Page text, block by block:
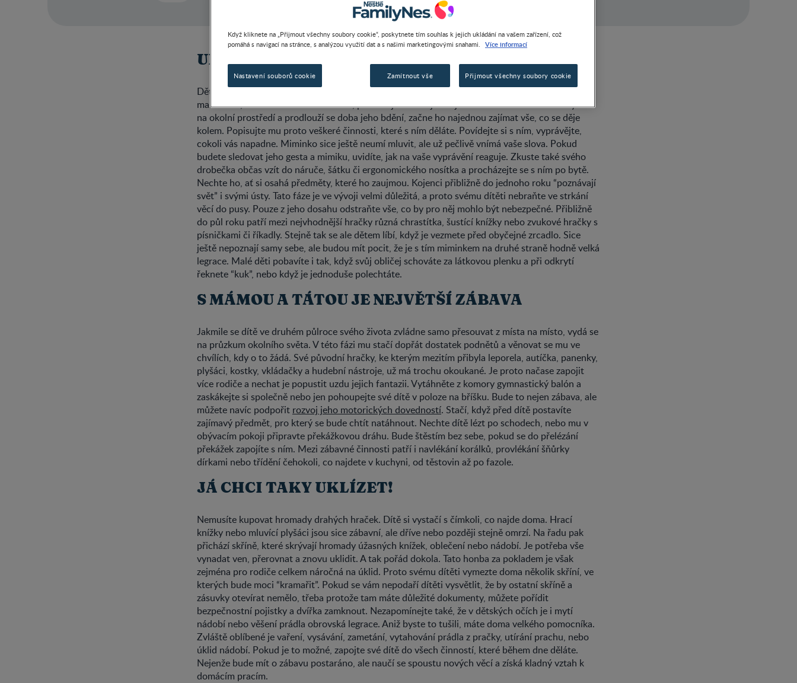
UKAŽTE SVÉMU MIMINKU CELÝ SVĚT
Děťátko nejprve komunikuje jen se svými nejbližšími. Snaží se navázat kontakt především s
maminkou, tatínkem nebo sourozenci, protože je vídá nejčastěji. Jakmile si novorozenec zvykne
na okolní prostředí a prodlouží se doba jeho bdění, začne ho najednou zajímat vše, co se děje
kolem. Popisujte mu proto veškeré činnosti, které s ním děláte. Povídejte si s ním, vyprávějte,
cokoli vás napadne. Miminko sice ještě neumí mluvit, ale už pečlivě vnímá vaše slova. Pokud
budete sledovat jeho gesta a mimiku, uvidíte, jak na vaše vyprávění reaguje. Zkuste také svého
drobečka občas vzít do náruče, šátku či ergonomického nosítka a procházejte se s ním po bytě.
Nechte ho, ať si osahá předměty, které ho zaujmou. Kojenci přibližně do jednoho roku “poznávají
svět” i svými ústy. Tato fáze je ve vývoji velmi důležitá, a proto svému dítěti nebraňte ve strkání
věcí do pusy. Pouze z jeho dosahu odstraňte vše, co by pro něj mohlo být nebezpečné. Přibližně
do půl roku patří mezi nejvhodnější hračky různá chrastítka, šustící knížky nebo zvukové hračky s
písničkami či říkadly. Stejně tak se ale dětem líbí, když je vezmete před obyčejné zrcadlo. Sice
ještě nepoznají samy sebe, ale budou mít pocit, že je s tím miminkem na druhé straně hodně velká
legrace. Malé děti pobavíte i tak, když svůj obličej schováte za látkovou plenku a při odkrytí
řeknete “kuk”, nebo když je jednoduše polechtáte.
S MÁMOU A TÁTOU JE NEJVĚTŠÍ ZÁBAVA
Jakmile se dítě ve druhém půlroce svého života zvládne samo přesouvat z místa na místo, vydá se
na průzkum okolního světa. V této fázi mu stačí dopřát dostatek podnětů a věnovat se mu ve
chvílích, kdy o to žádá. Své původní hračky, ke kterým mezitím přibyla leporela, autíčka, panenky,
plyšáci, kostky, vkládačky a hudební nástroje, už má trochu okoukané. Je proto načase zapojit
více rodiče a nechat je popustit uzdu jejich fantazii. Vytáhněte z komory gymnastický balón a
zaskákejte si společně nebo jen pohoupejte své dítě v poloze na bříšku. Bude to nejen zábava, ale
můžete navíc podpořit rozvoj jeho motorických dovedností. Stačí, když před dítě postavíte
zajímavý předmět, pro který se bude chtít natáhnout. Nechte dítě lézt po schodech, nebo mu v
obývacím pokoji připravte překážkovou dráhu. Bude štěstím bez sebe, pokud se do přelézání
překážek zapojíte s ním. Mezi zábavné činnosti patří i navlékání korálků, provlékání šňůrky
dírkami nebo třídění čehokoli, co najdete v kuchyni, od těstovin až po fazole.
JÁ CHCI TAKY UKLÍZET!
Nemusíte kupovat hromady drahých hraček. Dítě si vystačí s čímkoli, co najde doma. Hrací
knížky nebo mluvící plyšáci jsou sice zábavní, ale dříve nebo později stejně omrzí. Na řadu pak
přichází skříně, které skrývají hromady úžasných knížek, oblečení nebo nádobí. Je potřeba vše
vynadat ven, přerovnat a znovu uklidit. A tak pořád dokola. Tato honba za pokladem je však
zejména pro rodiče celkem náročná na úklid. Proto svému dítěti vymezte doma několik skříní, ve
kterých bude moci “kramařit”. Pokud se vám nepodaří dítěti vysvětlit, že by ostatní skříně a
zásuvky otevírat nemělo, třeba protože tam máte důležité dokumenty, můžete pořídit
bezpečnostní pojistky a dvířka zamknout. Nezapomínejte také, že v dětských očích je i mytí
nádobí nebo věšení prádla obrovská legrace. Aniž byste to tušili, máte doma velkého pomocníka.
Zvláště oblíbené je vaření, vysávání, zametání, vytahování prádla z pračky, utírání prachu, nebo
úklid nádobí. Pokud je to možné, zapojte své dítě do všech činností, které během dne děláte.
Nejenže bude mít o zábavu postaráno, ale naučí se spoustu nových věcí a získá kladný vztah k
domácím pracím.
Když kliknete na „Přijmout všechny soubory cookie“, poskytnete tím souhlas k jejich ukládání na vašem zařízení, což
pomáhá s navigací na stránce, s analýzou využití dat a s našimi marketingovými snahami. Více informací
Nastavení souborů cookie Zamítnout vše Přijmout všechny soubory cookie